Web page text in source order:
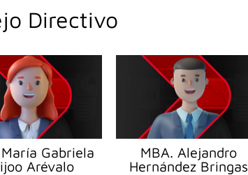
Directivo
Gabriela
Arévalo
MBA. Alejandro
Hernández Bringas